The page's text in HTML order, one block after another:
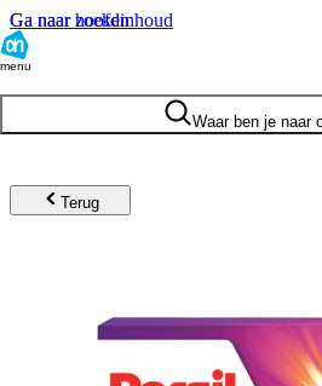
Ga naar hoofdinhoud
Ga naar zoeken
menu
Waar ben je naar
Terug